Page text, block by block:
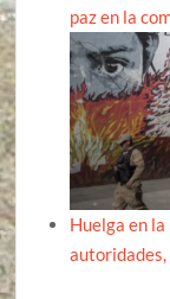
paz en la
Huelga en